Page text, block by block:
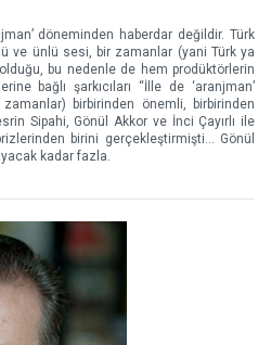
döneminden haberdar değildir. Türk
ve ünlü sesi, bir zamanlar (yani Türk ya
bu nedenle de hem prodüktörlerin
bağlı şarkıcıları “İlle de ‘aranjman’
zamanlar) birbirinden önemli, birbirinden
Sipahi, Gönül Akkor ve İnci Çayırlı ile
birini gerçekleştirmişti… Gönül
kadar fazla.